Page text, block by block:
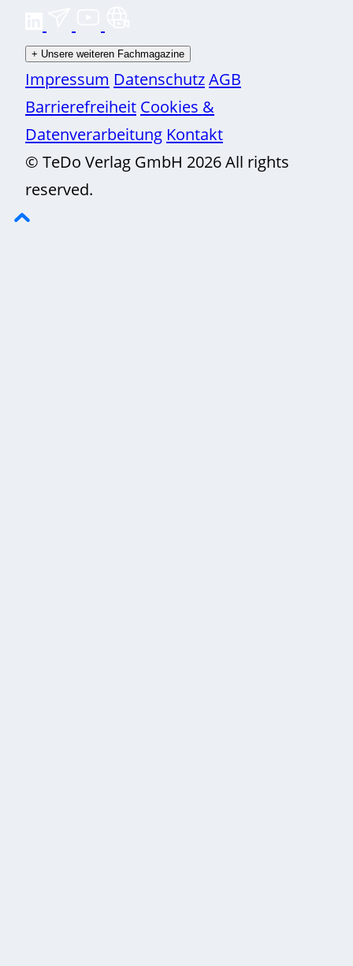
+ Unsere weiteren Fachmagazine
Impressum DatenschutzAGB
Barrierefreiheit Cookies &
Datenverarbeitung Kontakt
© TeDo Verlag GmbH 2026 All rights
reserved.